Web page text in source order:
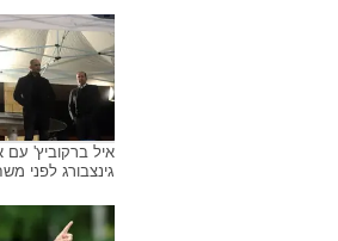
איל ברקוביץ' עם
גינצבורג לפני